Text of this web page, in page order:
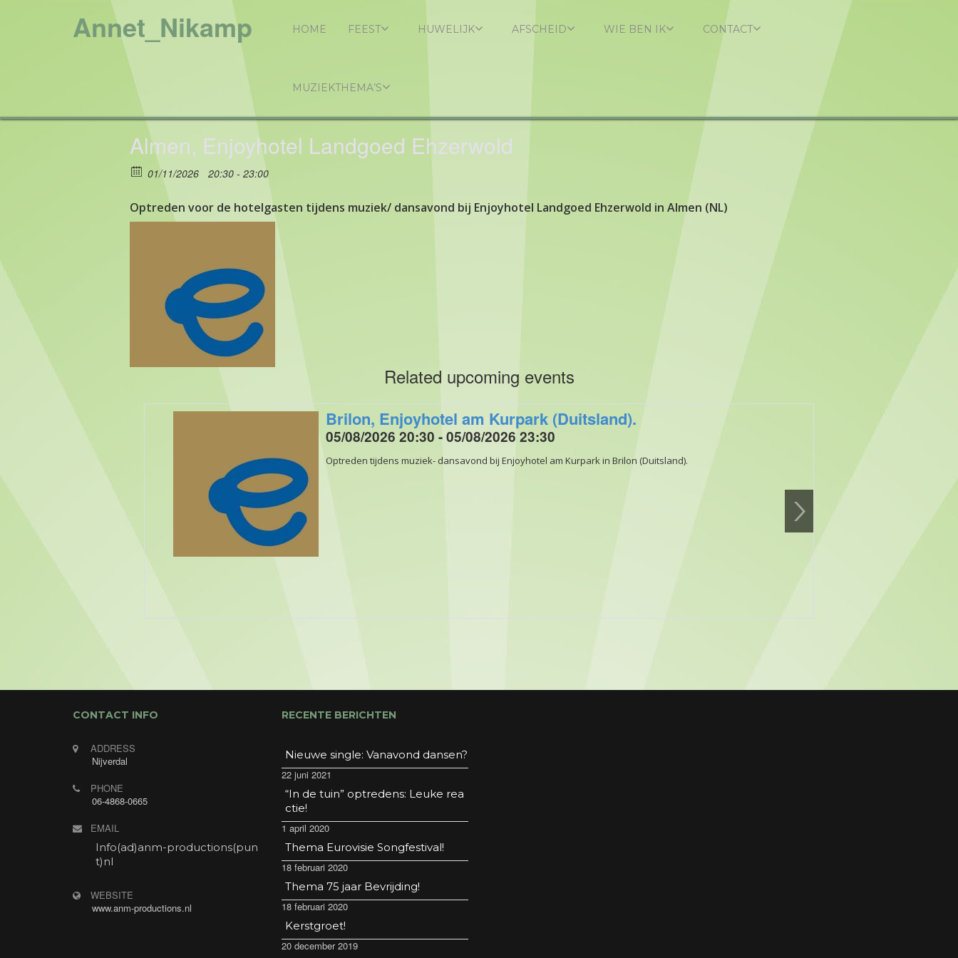
Annet_Nikamp HOME FEEST HUWELIJK AFSCHEID WIE BEN IK CONTACT
MUZIEKTHEMA’S
Almen, Enjoyhotel Landgoed Ehzerwold
01/11/2026 20:30 - 23:00
Optreden voor de hotelgasten tijdens muziek/ dansavond bij Enjoyhotel Landgoed Ehzerwold in Almen (NL)
Related upcoming events
Brilon, Enjoyhotel am Kurpark (Duitsland).
05/08/2026 20:30 - 05/08/2026 23:30
Optreden tijdens muziek- dansavond bij Enjoyhotel am Kurpark in Brilon (Duitsland).
CONTACT INFO
ADDRESS
Nijverdal
PHONE
06-4868-0665
EMAIL
Info(ad)anm-productions(pun
t)nl
WEBSITE
www.anm-productions.nl
RECENTE BERICHTEN
Nieuwe single: Vanavond dansen?
22 juni 2021
“In de tuin” optredens: Leuke rea
ctie!
1 april 2020
Thema Eurovisie Songfestival!
18 februari 2020
Thema 75 jaar Bevrijding!
18 februari 2020
Kerstgroet!
20 december 2019